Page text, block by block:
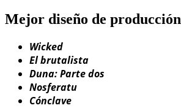
Mejor diseño de producción
Wicked
El brutalista
Duna: Parte dos
Nosferatu
Cónclave